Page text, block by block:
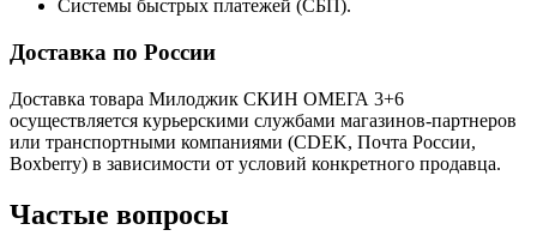
Системы быстрых платежей (СБП).
Доставка по России
Доставка товара Милоджик СКИН ОМЕГА 3+6
осуществляется курьерскими службами магазинов-партнеров
или транспортными компаниями (CDEK, Почта России,
Boxberry) в зависимости от условий конкретного продавца.
Частые вопросы